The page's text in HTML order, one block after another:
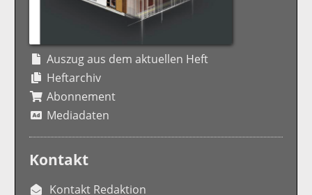
Auszug aus dem aktuellen Heft
Heftarchiv
Abonnement
Mediadaten
Kontakt
Kontakt Redaktion